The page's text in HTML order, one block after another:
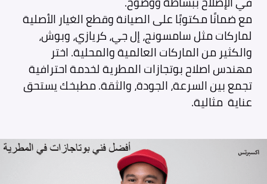
مع ضمانًا مكتوبًا على الصيانة وقطع الغيار الأصلية
لماركات مثل سامسونج، إل جي، كريازي، وبوش،
والكثير من الماركات العالمية والمحلية. اختر
مهندس اصلاح بوتجازات المطرية لخدمة احترافية
تجمع بين السرعة، الجودة، والثقة. مطبخك يستحق
عناية مثالية.